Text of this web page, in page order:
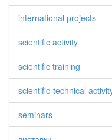
international projects
scientific activity
scientific training
scientific-technical
seminars